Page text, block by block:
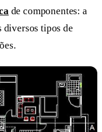
de componentes: a
diversos tipos de